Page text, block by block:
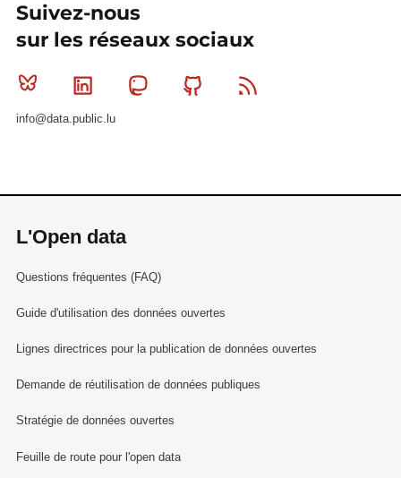
Suivez-nous
sur les réseaux sociaux
Bluesky Linkedin MastodonGithub
info@data.public.lu
L'Open data
Questions fréquentes (FAQ)
Guide d'utilisation des données ouvertes
Lignes directrices pour la publication de données ouvertes
Demande de réutilisation de données publiques
Stratégie de données ouvertes
Feuille de route pour l'open data